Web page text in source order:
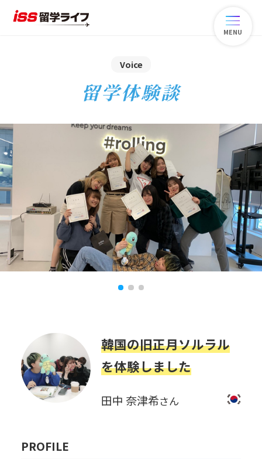
MENU
Voice
留学体験談
韓国の旧正月ソルラル
を体験しました
田中 奈津希さん
PROFILE